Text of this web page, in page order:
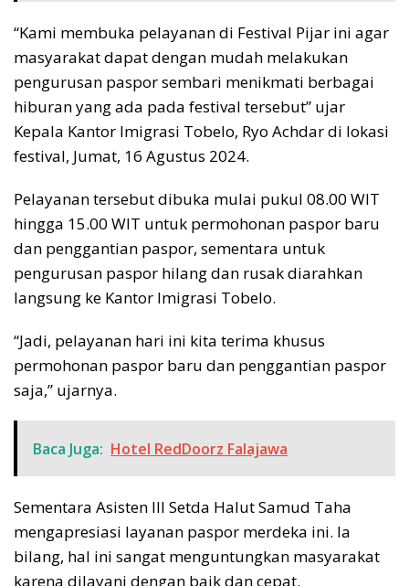
“Kami membuka pelayanan di Festival Pijar ini agar
masyarakat dapat dengan mudah melakukan
pengurusan paspor sembari menikmati berbagai
hiburan yang ada pada festival tersebut” ujar
Kepala Kantor Imigrasi Tobelo, Ryo Achdar di lokasi
festival, Jumat, 16 Agustus 2024.
Pelayanan tersebut dibuka mulai pukul 08.00 WIT
hingga 15.00 WIT untuk permohonan paspor baru
dan penggantian paspor, sementara untuk
pengurusan paspor hilang dan rusak diarahkan
langsung ke Kantor Imigrasi Tobelo.
“Jadi, pelayanan hari ini kita terima khusus
permohonan paspor baru dan penggantian paspor
saja,” ujarnya.
Baca Juga: Hotel RedDoorz Falajawa
Sementara Asisten III Setda Halut Samud Taha
mengapresiasi layanan paspor merdeka ini. Ia
bilang, hal ini sangat menguntungkan masyarakat
karena dilayani dengan baik dan cepat.